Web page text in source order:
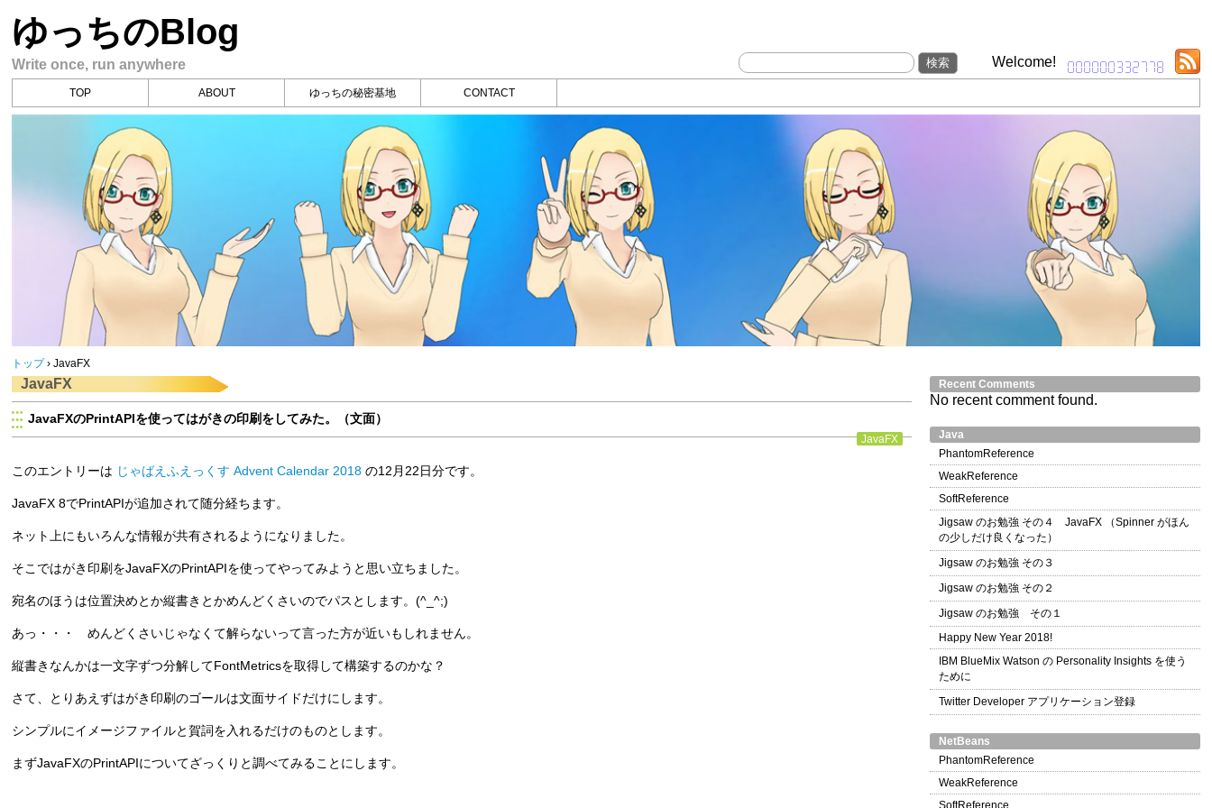
ゆっちのBlog
Write once, run anywhere Welcome!
TOP ABOUT ゆっちの秘密基地 CONTACT
トップ › JavaFX
JavaFX
JavaFXのPrintAPIを使ってはがきの印刷をしてみた。（文面）
JavaFX
このエントリーは じゃばえふえっくす Advent Calendar 2018 の12月22日分です。
JavaFX 8でPrintAPIが追加されて随分経ちます。
ネット上にもいろんな情報が共有されるようになりました。
そこではがき印刷をJavaFXのPrintAPIを使ってやってみようと思い立ちました。
宛名のほうは位置決めとか縦書きとかめんどくさいのでパスとします。(^_^;)
あっ・・・ めんどくさいじゃなくて解らないって言った方が近いもしれません。
縦書きなんかは一文字ずつ分解してFontMetricsを取得して構築するのかな？
さて、とりあえずはがき印刷のゴールは文面サイドだけにします。
シンプルにイメージファイルと賀詞を入れるだけのものとします。
まずJavaFXのPrintAPIについてざっくりと調べてみることにします。
Recent Comments
No recent comment found.
Java
PhantomReference
WeakReference
SoftReference
Jigsaw のお勉強 その４ JavaFX （Spinner がほん
の少しだけ良くなった）
Jigsaw のお勉強 その３
Jigsaw のお勉強 その２
Jigsaw のお勉強 その１
Happy New Year 2018!
IBM BlueMix Watson の Personality Insights を使う
ために
Twitter Developer アプリケーション登録
NetBeans
PhantomReference
WeakReference